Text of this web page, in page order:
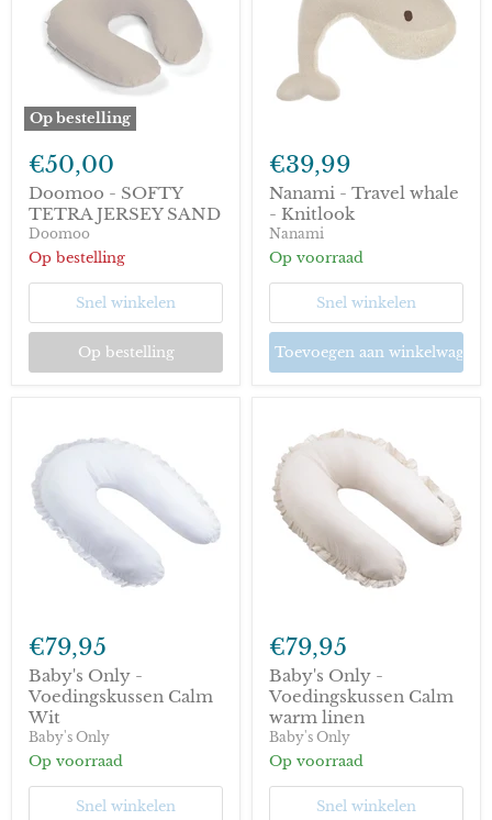
Op bestelling
SOFTY
TETRA
JERSEY
SAND
€50,00
Doomoo - SOFTY
TETRA JERSEY SAND
Doomoo
Op bestelling
Snel winkelen
Op bestelling
Travel
whale
Knitlook
€39,99
Nanami - Travel whale
- Knitlook
Nanami
Op voorraad
Snel winkelen
Toevoegen aan winkelwagen
Only
Voedingskussen
Calm
Wit
€79,95
Baby's Only -
Voedingskussen Calm
Wit
Baby's Only
Op voorraad
Snel winkelen
Only
Voedingskussen
Calm
warm
linen
€79,95
Baby's Only -
Voedingskussen Calm
warm linen
Baby's Only
Op voorraad
Snel winkelen